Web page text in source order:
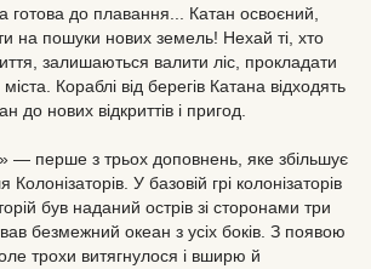
готова до плавання... Катан освоєний,
на пошуки нових земель! Нехай ті, хто
залишаються валити ліс, прокладати
Кораблі від берегів Катана відходять
до нових відкриттів і пригод.
— перше з трьох доповнень, яке збільшує
У базовій грі колонізаторів
був наданий острів зі сторонами три
безмежний океан з усіх боків. З появою
трохи витягнулося і вширю й